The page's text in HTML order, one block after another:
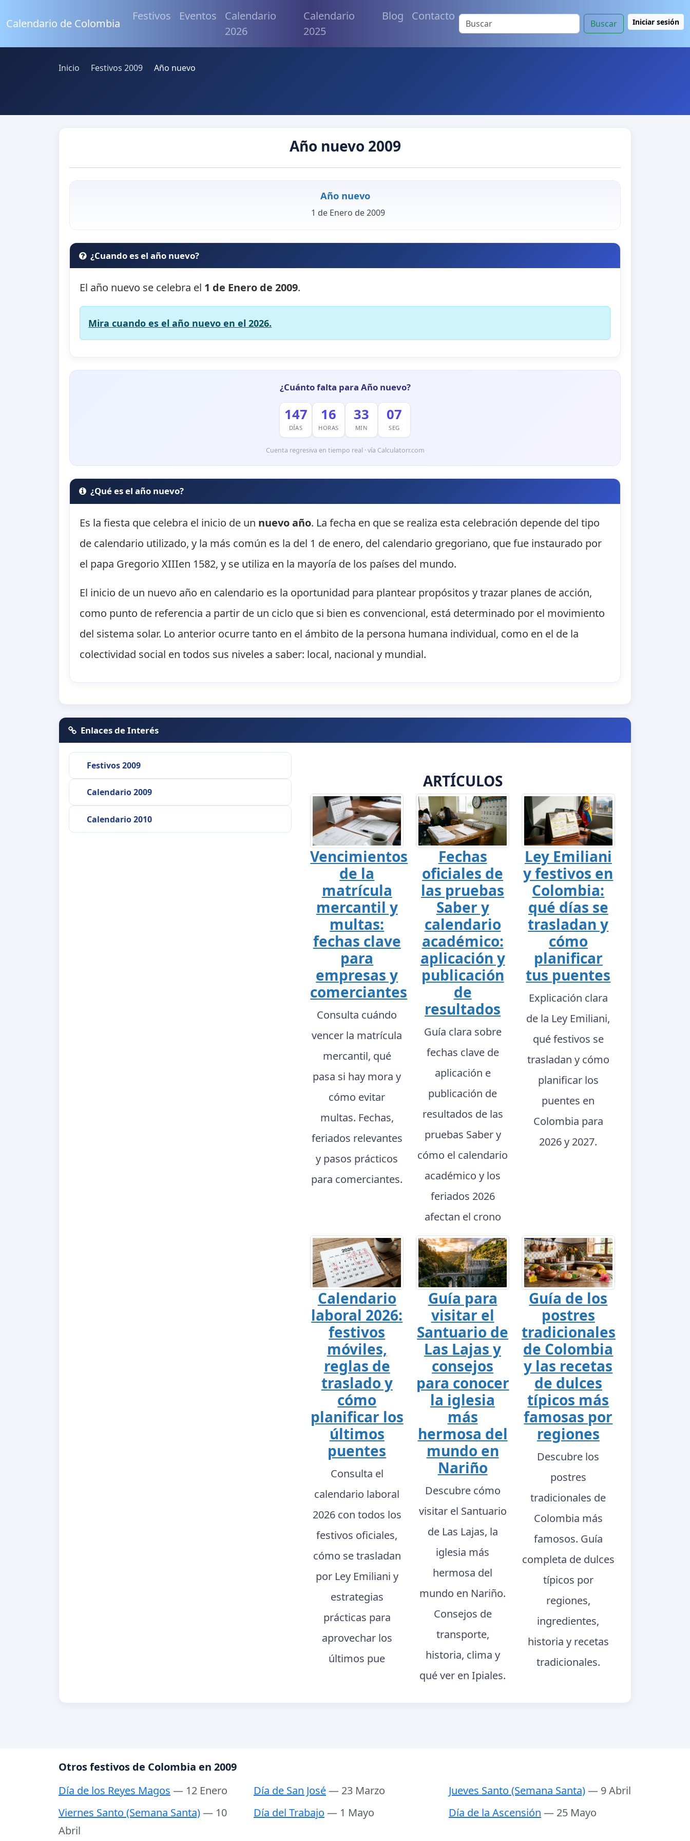
Calendario de Colombia
Festivos Eventos
Calendario
2026
Calendario
2025
Blog Contacto
Buscar Iniciar sesión
Inicio Festivos 2009 Año nuevo
Año nuevo 2009
Año nuevo
1 de Enero de 2009
¿Cuando es el año nuevo?
El año nuevo se celebra el 1 de Enero de 2009.
Mira cuando es el año nuevo en el 2026.
¿Cuánto falta para Año nuevo?
147
DÍAS
16
HORAS
33
MIN
05
SEG
Cuenta regresiva en tiempo real · vía Calculatorr.com
¿Qué es el año nuevo?
Es la fiesta que celebra el inicio de un nuevo año. La fecha en que se realiza esta celebración depende del tipo
de calendario utilizado, y la más común es la del 1 de enero, del calendario gregoriano, que fue instaurado por
el papa Gregorio XIIIen 1582, y se utiliza en la mayoría de los países del mundo.
El inicio de un nuevo año en calendario es la oportunidad para plantear propósitos y trazar planes de acción,
como punto de referencia a partir de un ciclo que si bien es convencional, está determinado por el movimiento
del sistema solar. Lo anterior ocurre tanto en el ámbito de la persona humana individual, como en el de la
colectividad social en todos sus niveles a saber: local, nacional y mundial.
Enlaces de Interés
Festivos 2009
Calendario 2009
Calendario 2010
ARTÍCULOS
Vencimientos
de la
matrícula
mercantil y
multas:
fechas clave
para
empresas y
comerciantes
Consulta cuándo
vencer la matrícula
mercantil, qué
pasa si hay mora y
cómo evitar
multas. Fechas,
feriados relevantes
y pasos prácticos
para comerciantes.
Fechas
oficiales de
las pruebas
Saber y
calendario
académico:
aplicación y
publicación
de
resultados
Guía clara sobre
fechas clave de
aplicación e
publicación de
resultados de las
pruebas Saber y
cómo el calendario
académico y los
feriados 2026
afectan el crono
Ley Emiliani
y festivos en
Colombia:
qué días se
trasladan y
cómo
planificar
tus puentes
Explicación clara
de la Ley Emiliani,
qué festivos se
trasladan y cómo
planificar los
puentes en
Colombia para
2026 y 2027.
Calendario
laboral 2026:
festivos
móviles,
reglas de
traslado y
cómo
planificar los
últimos
puentes
Consulta el
calendario laboral
2026 con todos los
festivos oficiales,
cómo se trasladan
por Ley Emiliani y
estrategias
prácticas para
aprovechar los
últimos pue
Guía para
visitar el
Santuario de
Las Lajas y
consejos
para conocer
la iglesia
más
hermosa del
mundo en
Nariño
Descubre cómo
visitar el Santuario
de Las Lajas, la
iglesia más
hermosa del
mundo en Nariño.
Consejos de
transporte,
historia, clima y
qué ver en Ipiales.
Guía de los
postres
tradicionales
de Colombia
y las recetas
de dulces
típicos más
famosas por
regiones
Descubre los
postres
tradicionales de
Colombia más
famosos. Guía
completa de dulces
típicos por
regiones,
ingredientes,
historia y recetas
tradicionales.
Otros festivos de Colombia en 2009
Día de los Reyes Magos — 12 Enero Día de San José— 23 Marzo Jueves Santo (Semana Santa)— 9 Abril
Viernes Santo (Semana Santa)— 10
Abril
Día del Trabajo — 1 Mayo Día de la Ascensión — 25 Mayo